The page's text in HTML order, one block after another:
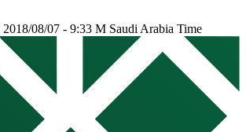
08/07 - 9:33 M Saudi Arabia Time